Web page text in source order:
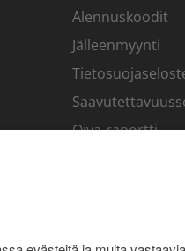
Alennuskoodit
Jälleenmyynti
Oiva-raportti